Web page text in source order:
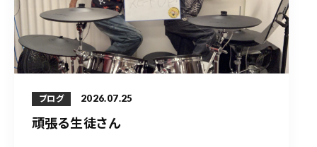
ブログ 2026.07.25
頑張る生徒さん